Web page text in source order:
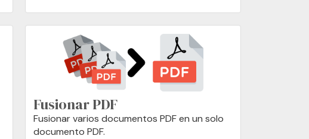
Fusionar PDF
Fusionar varios documentos PDF en un solo
documento PDF.